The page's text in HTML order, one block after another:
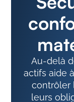
Au-delà
actifs aide
contrôler
leurs